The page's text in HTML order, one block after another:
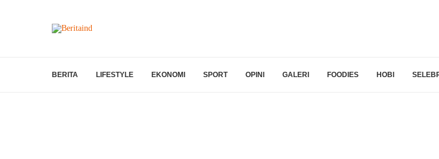
BERITA LIFESTYLE EKONOMI SPORT OPINI GALERI FOODIES HOBI